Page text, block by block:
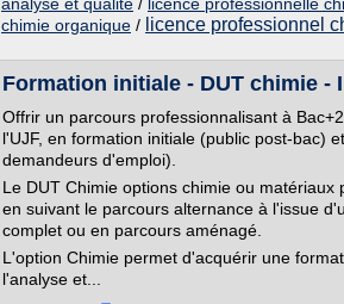
chimie organique / licence professionnel
Formation initiale - DUT chimie -
Offrir un parcours professionnalisant à
l'UJF, en formation initiale (public post-bac)
demandeurs d'emploi).
Le DUT Chimie options chimie ou
en suivant le parcours alternance à l'issue
complet ou en parcours aménagé.
L'option Chimie permet d'acquérir une
l'analyse et...